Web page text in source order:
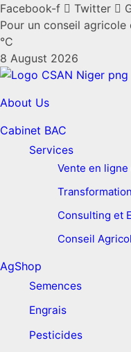
Facebook-f Twitter
Pour un conseil
°C
8 August 2026
About Us
Cabinet BAC
Services
Vente en
Consulting et
Conseil
AgShop
Semences
Engrais
Pesticides